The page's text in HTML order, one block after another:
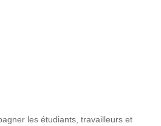
les étudiants, travailleurs et